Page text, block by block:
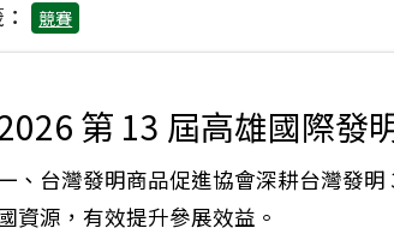
： 競賽
第 13 屆高雄國際發
、台灣發明商品促進協會深耕台灣發
資源，有效提升參展效益。